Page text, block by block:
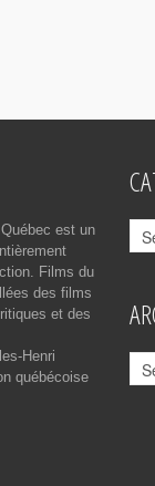
est un
Films du
des films
et des
Henri
québécoise